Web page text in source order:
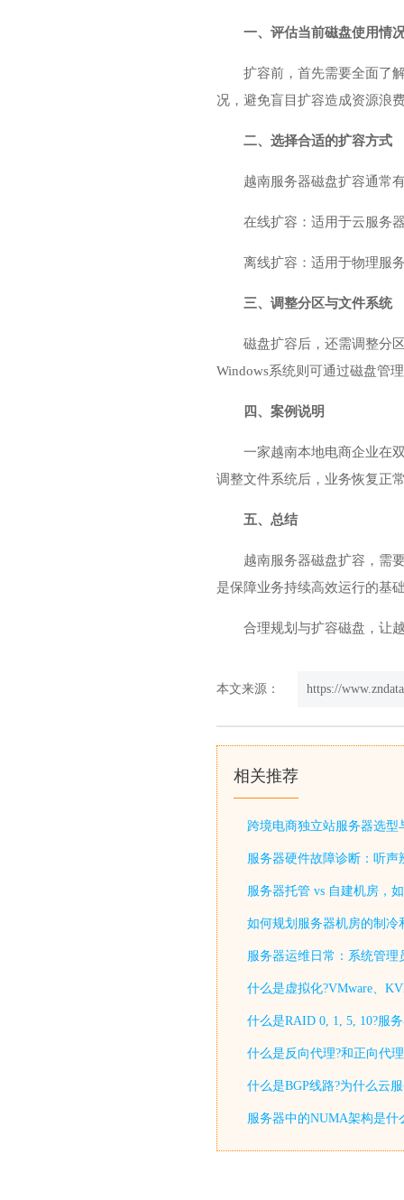
一、评估当前磁盘使用情
扩容前，首先需要全面了
况，避免盲目扩容造成资源浪
二、选择合适的扩容方式
越南服务器磁盘扩容通常
在线扩容：适用于云服务
离线扩容：适用于物理服
三、调整分区与文件系统
磁盘扩容后，还需调整分
Windows系统则可通过磁盘管
四、案例说明
一家越南本地电商企业在
调整文件系统后，业务恢复正
五、总结
越南服务器磁盘扩容，需
是保障业务持续高效运行的基
合理规划与扩容磁盘，让
本文来源： https://
相关推荐
跨境电商独立站服务器选型
服务器硬件故障诊断：听声
服务器托管 vs 自建机房，
如何规划服务器机房的制冷
服务器运维日常：系统管理
什么是虚拟化?VMware、
什么是RAID 0, 1, 5, 10?服
什么是反向代理?和正向代
什么是BGP线路?为什么云
服务器中的NUMA架构是什